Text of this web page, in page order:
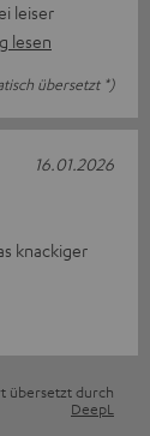
leiser
lesen
übersetzt *)
knackiger
16.01.2026
übersetzt durch
DeepL